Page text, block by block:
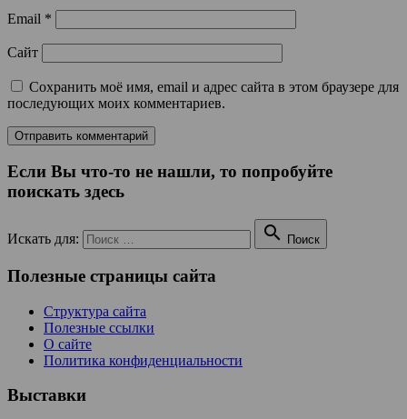
Email *
Сайт
Сохранить моё имя, email и адрес сайта в этом браузере для
последующих моих комментариев.
Если Вы что-то не нашли, то попробуйте
поискать здесь
Искать для:  Поиск
Полезные страницы сайта
Структура сайта
Полезные ссылки
О сайте
Политика конфиденциальности
Выставки